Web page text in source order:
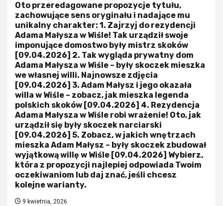
Oto przeredagowane propozycje tytułu,
zachowujące sens oryginału i nadające mu
unikalny charakter: 1. Zajrzyj do rezydencji
Adama Małysza w Wiśle! Tak urządził swoje
imponujące domostwo były mistrz skoków
[09.04.2026] 2. Tak wygląda prywatny dom
Adama Małysza w Wiśle – były skoczek mieszka
we własnej willi. Najnowsze zdjęcia
[09.04.2026] 3. Adam Małysz i jego okazała
willa w Wiśle – zobacz, jak mieszka legenda
polskich skoków [09.04.2026] 4. Rezydencja
Adama Małysza w Wiśle robi wrażenie! Oto, jak
urządził się były skoczek narciarski
[09.04.2026] 5. Zobacz, w jakich wnętrzach
mieszka Adam Małysz – były skoczek zbudował
wyjątkową willę w Wiśle [09.04.2026] Wybierz,
która z propozycji najlepiej odpowiada Twoim
oczekiwaniom lub daj znać, jeśli chcesz
kolejne warianty.
9 kwietnia, 2026